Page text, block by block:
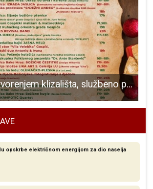
Večeras, otvorenjem klizališta, službeno počinje manifestacija “Prosinac u Gospiću”
opskrbe električnom energijom za dio naselja